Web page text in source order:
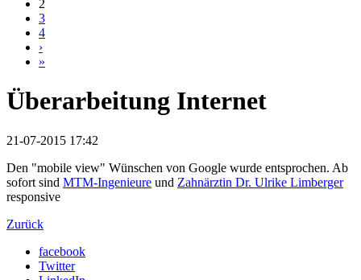
2
3
4
›
»
Überarbeitung Internet
21-07-2015 17:42
Den "mobile view" Wünschen von Google wurde entsprochen. Ab
sofort sind MTM-Ingenieure und Zahnärztin Dr. Ulrike Limberger
responsive
Zurück
facebook
Twitter